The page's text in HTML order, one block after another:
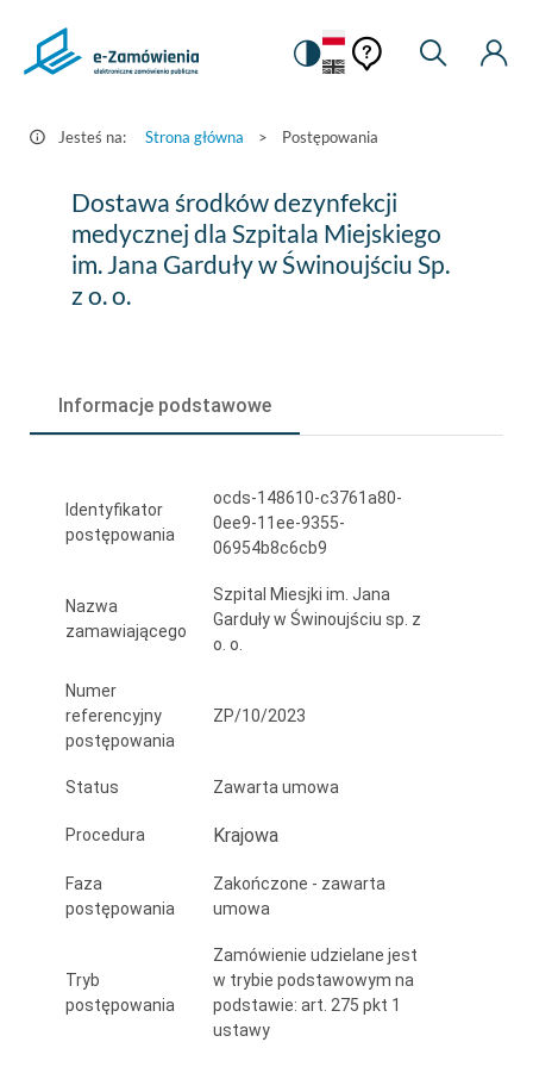
Postępowania
Zamówienia.gov.pl
Zmiana
na
kontrastową
Pomoc
kontekstowa
Pomoc
Moje
Jesteś na: Strona główna > Postępowania
Dostawa
środków
dezynfekcji
medycznej
Szpitala
Miejskiego
Jana
Świnoujściu
Sp.
Dostawa środków dezynfekcji
medycznej dla Szpitala Miejskiego
im. Jana Garduły w Świnoujściu Sp.
z o. o.
Informacje podstawowe
Identyfikator
postępowania
ocds-148610-c3761a80-
0ee9-11ee-9355-
06954b8c6cb9
Nazwa
zamawiającego
Szpital Miesjki im. Jana
Garduły w Świnoujściu sp. z
o. o.
Numer
referencyjny
postępowania
ZP/10/2023
Status Zawarta umowa
Procedura Krajowa
Faza
postępowania
Zakończone - zawarta
umowa
Tryb
postępowania
Zamówienie udzielane jest
w trybie podstawowym na
podstawie: art. 275 pkt 1
ustawy